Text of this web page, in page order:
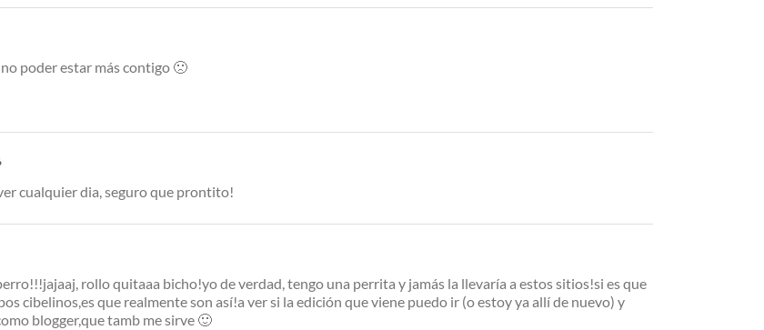
poder estar más contigo 🙁
cualquier dia, seguro que prontito!
rollo quitaaa bicho!yo de verdad, tengo una perrita y jamás la llevaría a estos sitios!si es que
cibelinos,es que realmente son así!a ver si la edición que viene puedo ir (o estoy ya allí de nuevo) y
blogger,que tamb me sirve 🙂